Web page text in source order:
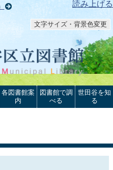
読み上げる
文字サイズ・背景色変更
各図書館案
内
図書館で調
べる
世田谷を知
る